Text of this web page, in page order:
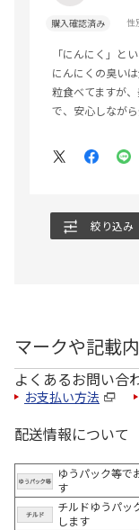
購入確認済み 性
「にんにく」と
にんにくの臭い
粒食べてますが
で、安心しなが
絞り込み
マークや記載
よくあるお問い合
お支払い方法
配送情報について
ゆうパック等で
す
チルドゆうパッ
します